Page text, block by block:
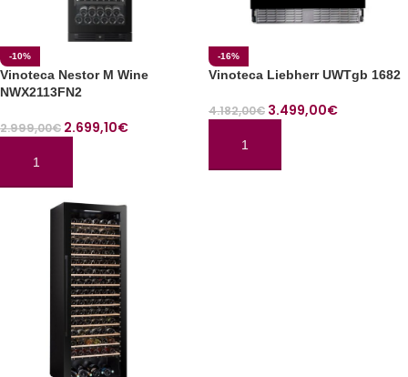
-10%
Vinoteca Nestor M Wine
NWX2113FN2
2.999,00€ 2.699,10€
AÑADIR AL CARRITO
-16%
Vinoteca Liebherr UWTgb 1682
4.182,00€ 3.499,00€
AÑADIR AL CARRITO